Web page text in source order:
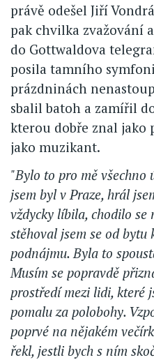
právě odešel Jiří
pak chvilka zvažování
do Gottwaldova
posila tamního
prázdninách
sbalil batoh a zamířil
kterou dobře znal jako
jako muzikant.
"Bylo to pro mě všechno
jsem byl v Praze, hrál
vždycky líbila, chodilo se
stěhoval jsem se od
podnájmu. Byla to
Musím se popravdě
prostředí mezi lidi, které
pomalu za polobohy.
poprvé na nějakém
řekl, jestli bych s ním